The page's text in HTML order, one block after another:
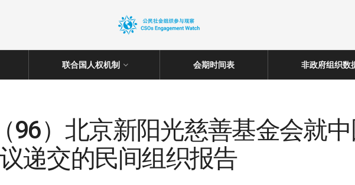
联合国人权机制 会期时间表 非政府组织数
96）北京新阳光慈善基金会就
递交的民间组织报告